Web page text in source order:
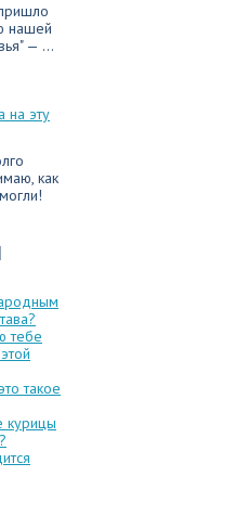
нашей
— ...
на эту
как
тебе
такое
курицы